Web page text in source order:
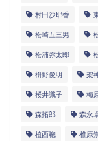
村田沙耶香
松崎五三男
松浦弥太郎
枡野俊明 架
桜井識子 梅
森拓郎 森永
植西聰 椎原